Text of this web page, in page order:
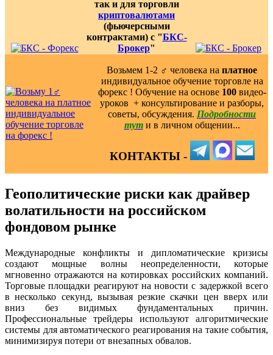
так и для торговли
криптовалютами
(фьючерсными
контрактами) с "БКС-
Брокер"
Возьмем 1-2 ‍♂️ человека на платное
индивидуальное обучение торговле на
форекс ! Обучение на основе 100видео-
уроков ️ + консультирование и разборы,
советы, обсуждения. Подробности
тут и в личном общении...
КОНТАКТЫ -
Геополитические риски как драйвер
волатильности на российском
фондовом рынке
Международные конфликты и дипломатические кризисы
создают мощные волны неопределенности, которые
мгновенно отражаются на котировках российских компаний.
Торговые площадки реагируют на новости с задержкой всего
в несколько секунд, вызывая резкие скачки цен вверх или
вниз без видимых фундаментальных причин.
Профессиональные трейдеры используют алгоритмические
системы для автоматического реагирования на такие события,
минимизируя потери от внезапных обвалов.